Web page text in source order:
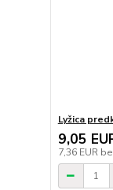
Lyžica
9,05
7,36 EUR